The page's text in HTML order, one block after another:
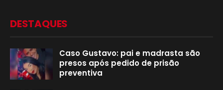
DESTAQUES
Caso Gustavo: pai e madrasta são
presos após pedido de prisão
preventiva